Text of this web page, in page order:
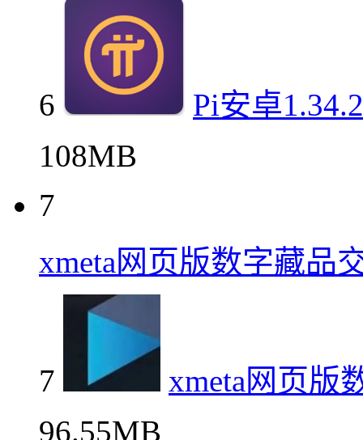
6
Pi安卓
108MB
7
xmeta网页版数字藏品
7
xmeta网页版
96.55MB